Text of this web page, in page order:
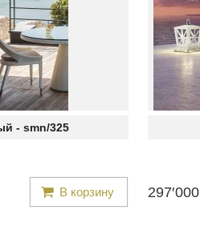
- smn/325
В корзину 297′000